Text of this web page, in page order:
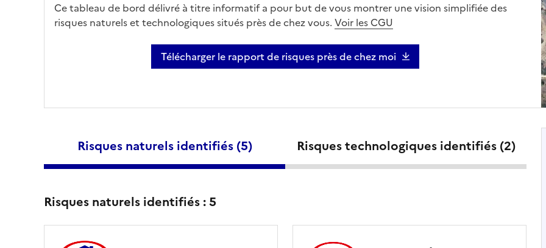
Ce tableau de bord délivré à titre informatif a pour but de vous montrer une vision simplifiée des
risques naturels et technologiques situés près de chez vous. Voir les CGU
Télécharger le rapport de risques près de chez moi
Risques naturels identifiés (5) Risques technologiques identifiés (2)
Risques naturels identifiés :5